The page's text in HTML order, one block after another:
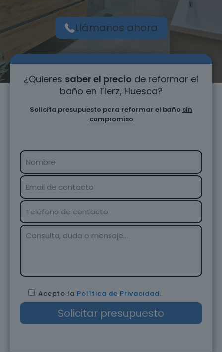
Llámanos ahora
¿Quieres saber el precio de reformar el
baño en Tierz, Huesca?
Solicita presupuesto para reformar el baño sin
compromiso
Acepto la Política de Privacidad.